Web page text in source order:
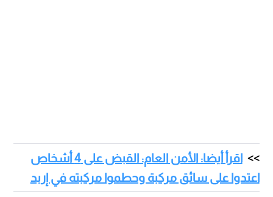
اقرأ أيضا: الأمن العام: القبض على 4 أشخاص
اعتدوا على سائق مركبة وحطموا مركبته في إربد